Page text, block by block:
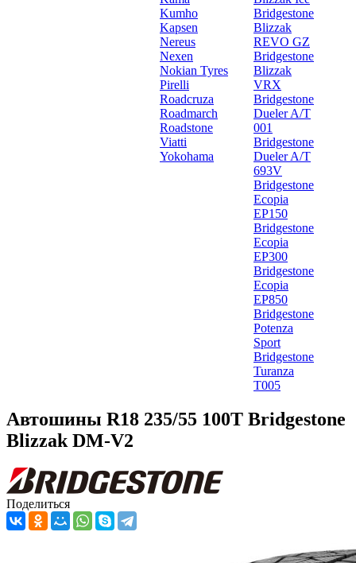
Kumho
Kapsen
Nereus
Nexen
Nokian Tyres
Pirelli
Roadcruza
Roadmarch
Roadstone
Viatti
Yokohama
Bridgestone
Blizzak
REVO GZ
Bridgestone
Blizzak
VRX
Bridgestone
Dueler A/T
001
Bridgestone
Dueler A/T
693V
Bridgestone
Ecopia
EP150
Bridgestone
Ecopia
EP300
Bridgestone
Ecopia
EP850
Bridgestone
Potenza
Sport
Bridgestone
Turanza
T005
Автошины R18 235/55 100T Bridgestone
Blizzak DM-V2
Поделиться